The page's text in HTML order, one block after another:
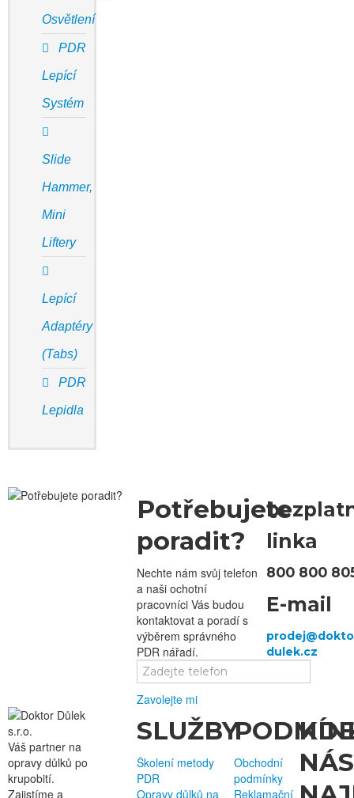
Osvětlení
PDR
Lepící
Systém
Slide
Hammer,
Mini
Liftery
Lepící
Adaptéry
(Tabs)
PDR
Lepidla
Potřebujete
poradit?
Nechte nám svůj telefon
a naši ochotní
pracovníci Vás budou
kontaktovat a poradí s
výběrem správného
PDR nářadí.
Zavolejte mi
linka
800 800
E-mail
Váš partner na
opravy důlků po
krupobití.
Zajistíme a
SLUŽBY
Školení metody
PDR
Opravy důlků na
Obchodní
podmínky
Reklamační
KDE
NÁS